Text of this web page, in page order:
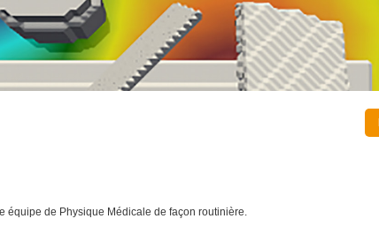
équipe de Physique Médicale de façon routinière.